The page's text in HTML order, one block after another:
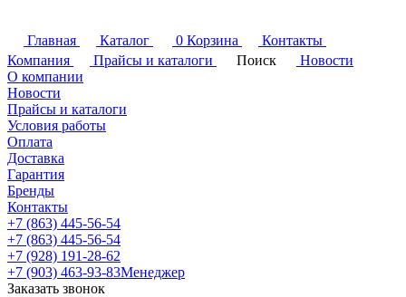
Главная Каталог 0 Корзина
Контакты
Компания
Прайсы и каталоги Поиск
Новости
О компании
Новости
Прайсы и каталоги
Условия работы
Оплата
Доставка
Гарантия
Бренды
Контакты
+7 (863) 445-56-54
+7 (863) 445-56-54
+7 (928) 191-28-62
+7 (903) 463-93-83Менеджер
Заказать звонок